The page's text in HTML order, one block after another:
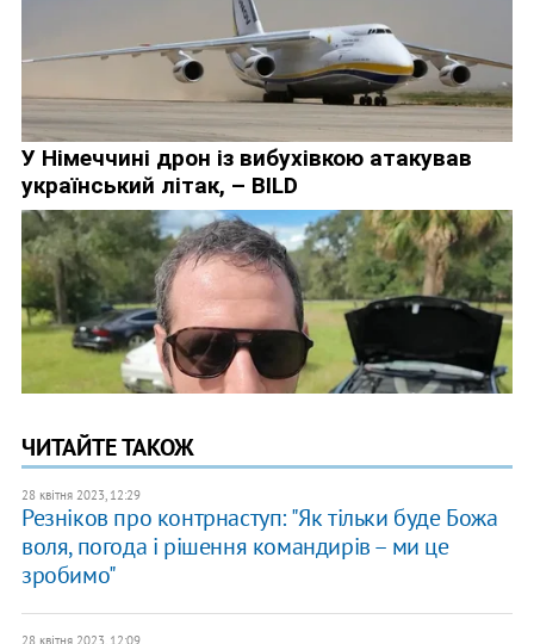
ЧИТАЙТЕ ТАКОЖ
28 квітня 2023, 12:29
Резніков про контрнаступ: "Як тільки буде Божа
воля, погода і рішення командирів – ми це
зробимо"
28 квітня 2023, 12:09